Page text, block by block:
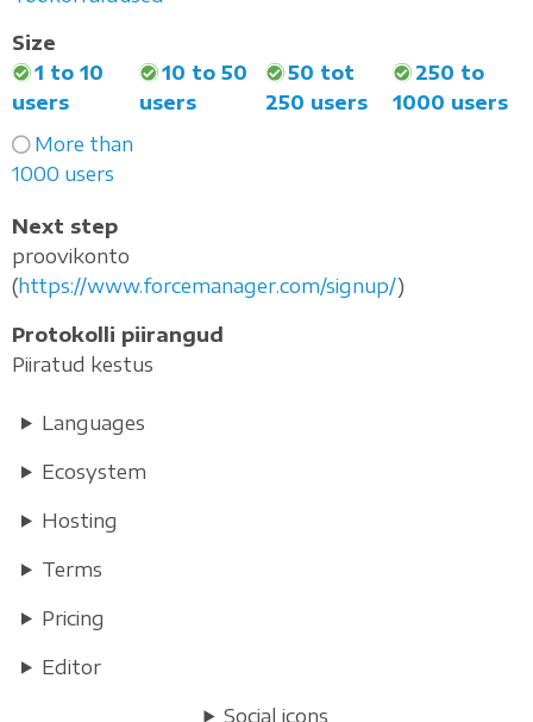
Size
1 to 10
users
10 to 50
users
50 tot
250 users
250 to
1000 users
More than
1000 users
Next step
proovikonto
(https://www.forcemanager.com/signup/)
Protokolli piirangud
Piiratud kestus
Languages
Ecosystem
Hosting
Terms
Pricing
Editor
Social icons